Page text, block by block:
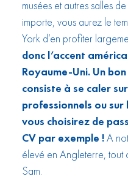
musées et autres salles
importe, vous aurez le
York d’en profiter
donc l’accent
Royaume-Uni. Un
consiste à se caler
professionnels ou
vous choisirez de
CV par exemple !A
élevé en Angleterre, tout
Sam.